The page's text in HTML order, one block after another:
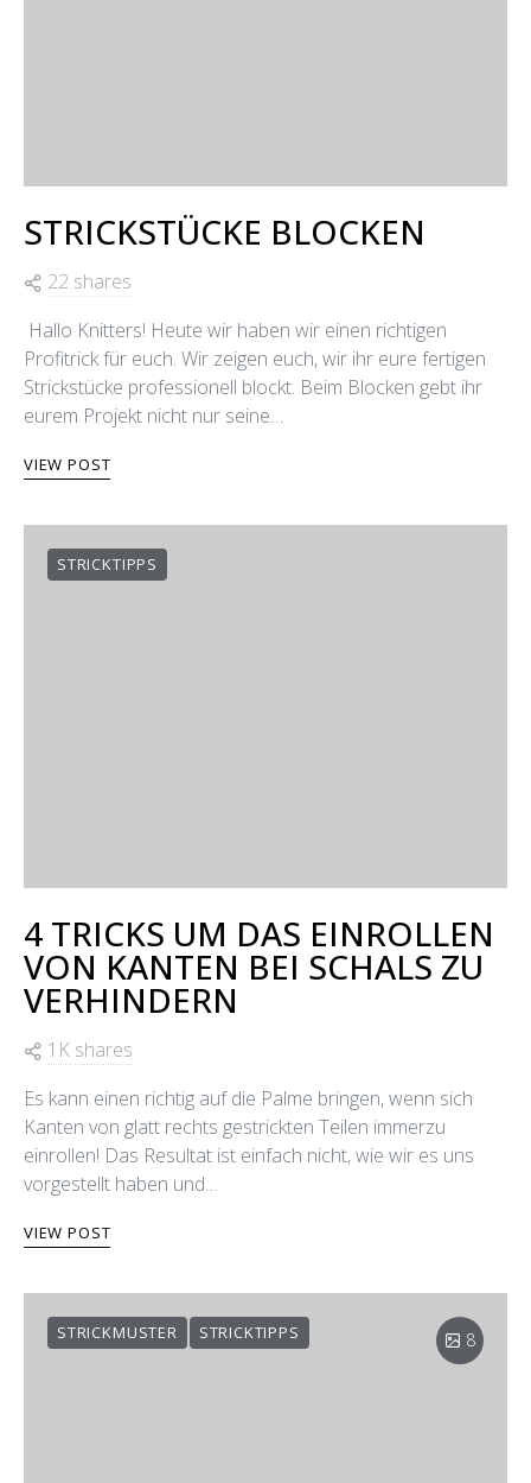
STRICKSTÜCKE BLOCKEN
22 shares
Hallo Knitters! Heute wir haben wir einen richtigen
Profitrick für euch. Wir zeigen euch, wir ihr eure fertigen
Strickstücke professionell blockt. Beim Blocken gebt ihr
eurem Projekt nicht nur seine…
VIEW POST
STRICKTIPPS
4 TRICKS UM DAS EINROLLEN
VON KANTEN BEI SCHALS ZU
VERHINDERN
1K shares
Es kann einen richtig auf die Palme bringen, wenn sich
Kanten von glatt rechts gestrickten Teilen immerzu
einrollen! Das Resultat ist einfach nicht, wie wir es uns
vorgestellt haben und…
VIEW POST
STRICKMUSTER STRICKTIPPS 8